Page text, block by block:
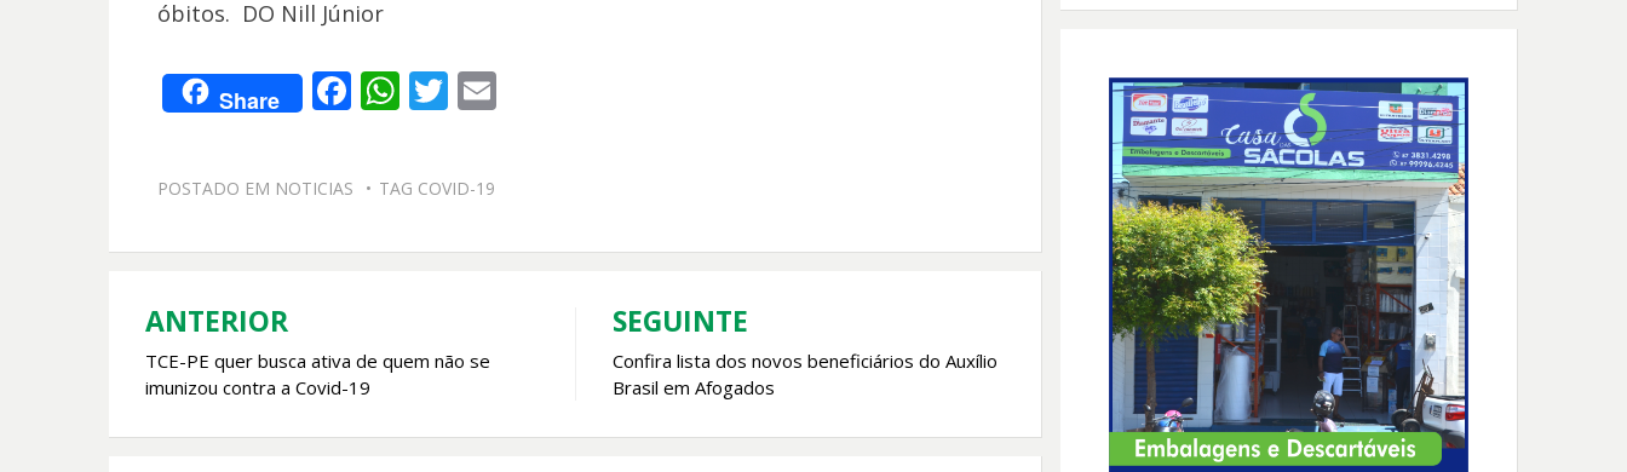
óbitos. DO Nill Júnior
Share F
b
o
W
s
A
T
er
E
POSTADO EM NOTICIAS TAG COVID-19
Navegação
de
ANTERIOR
TCE-PE quer busca ativa de quem não se
imunizou contra a Covid-19
SEGUINTE
Confira lista dos novos beneficiários do Auxílio
Brasil em Afogados